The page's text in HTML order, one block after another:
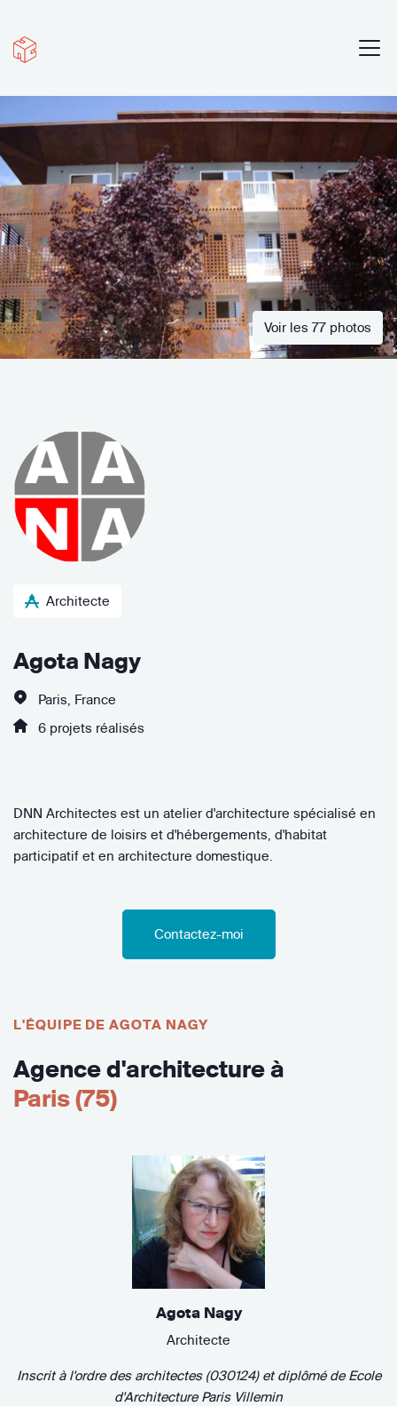
Voir les 77 photos
Architecte
Agota Nagy
Paris, France
6 projets réalisés
DNN Architectes est un atelier d'architecture spécialisé en
architecture de loisirs et d'hébergements, d'habitat
participatif et en architecture domestique.
Contactez-moi
L'ÉQUIPE DE AGOTA NAGY
Agence d'architecture à
Paris (75)
Agota Nagy
Architecte
Inscrit à l'ordre des architectes (030124) et diplômé deEcole
d'Architecture Paris Villemin